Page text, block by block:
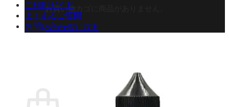
お買い物カゴに商品がありません。
ショップに戻る
ご利用ガイド
よくあるご質問
お問い合わせ